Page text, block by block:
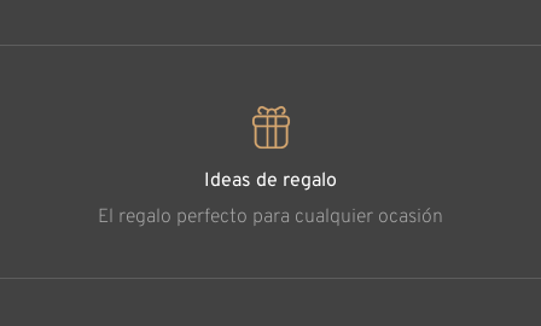
Ideas de regalo
El regalo perfecto para cualquier ocasión